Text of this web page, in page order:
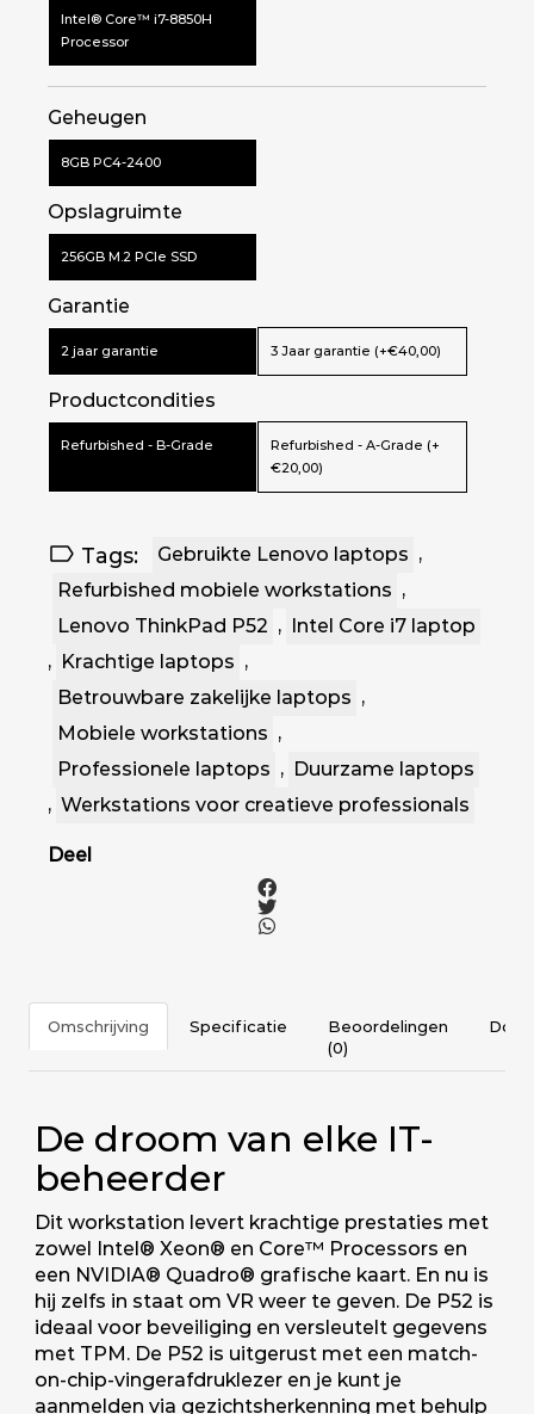
Intel® Core™ i7-8850H
Processor
Geheugen
8GB PC4-2400
Opslagruimte
256GB M.2 PCIe SSD
Garantie
2 jaar garantie 3 Jaar garantie (+€40,00)
Productcondities
Refurbished - B-Grade
Refurbished - A-Grade (+
€20,00)
Tags: Gebruikte Lenovo laptops ,
Refurbished mobiele workstations ,
Lenovo ThinkPad P52 , Intel Core i7 laptop
, Krachtige laptops ,
Betrouwbare zakelijke laptops ,
Mobiele workstations ,
Professionele laptops , Duurzame laptops
, Werkstations voor creatieve professionals
Deel
Omschrijving Specificatie
Beoordelingen
(0)
De droom van elke IT-
beheerder
Dit workstation levert krachtige prestaties met
zowel Intel® Xeon® en Core™ Processors en
een NVIDIA® Quadro® grafische kaart. En nu is
hij zelfs in staat om VR weer te geven. De P52 is
ideaal voor beveiliging en versleutelt gegevens
met TPM. De P52 is uitgerust met een match-
on-chip-vingerafdruklezer en je kunt je
aanmelden via gezichtsherkenning met behulp